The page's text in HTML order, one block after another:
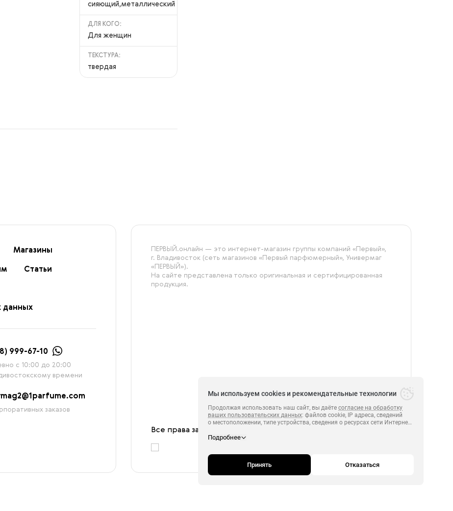
сияющий,металлический
ДЛЯ КОГО:
Для женщин
ТЕКСТУРА:
твердая
Магазины
Статьи
данных
999-67-10
с 10:00 до 20:00
времени
заказов
ПЕРВЫЙ.онлайн — это интернет-магазин группы компаний «‎Первый»,
г. Владивосток (сеть магазинов «Первый парфюмерный», Универмаг
«ПЕРВЫЙ»).
На сайте представлена только оригинальная и сертифицированная
продукция.
Все права защищены.
Мы используем cookies и рекомендательные технологии
Продолжая использовать наш сайт, вы даёте согласие на обработку
ваших пользовательских данных: файлов cookie, IP адреса, сведений
о местоположении, типе устройства, сведения о ресурсах сети Интернет,
сервиса Яндекс.Метрика. Если вы не хотите, чтобы ваши данные
обрабатывались, пожалуйста, ограничьте использование файлов cookie
в своём браузере.
Подробнее
Принять Отказаться